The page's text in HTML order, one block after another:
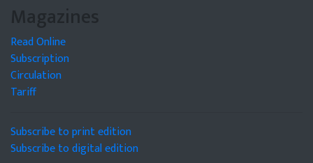
Magazines
Read Online
Subscription
Circulation
Tariff
Subscribe to print edition
Subscribe to digital edition